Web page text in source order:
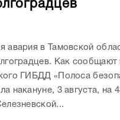
авария в Тамовской
Как сообщают
ГИБДД «Полоса
накануне, 3 августа, на